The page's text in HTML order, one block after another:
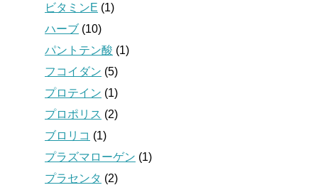
ビタミンE (1)
ハーブ (10)
パントテン酸 (1)
フコイダン (5)
プロテイン (1)
プロポリス (2)
ブロリコ (1)
プラズマローゲン (1)
プラセンタ (2)